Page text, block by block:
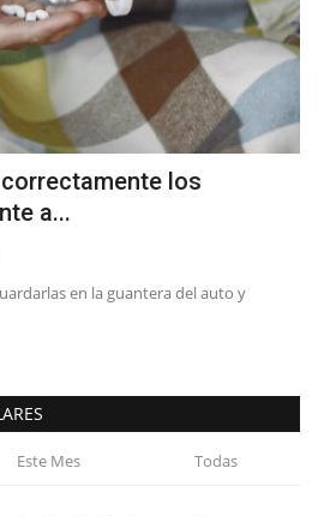
los
a...
en la guantera del auto y
Este Mes Todas